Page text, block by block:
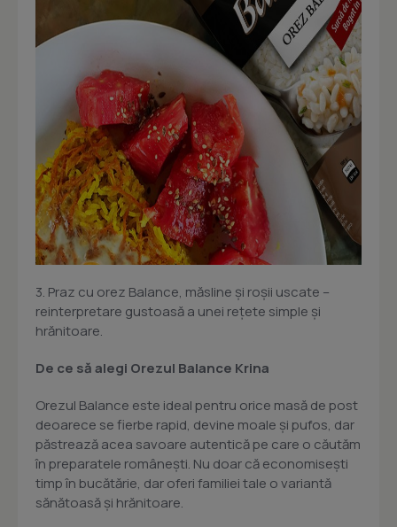
3. Praz cu orez Balance, măsline și roșii uscate –
reinterpretare gustoasă a unei rețete simple și
hrănitoare.
De ce să alegi Orezul Balance Krina
Orezul Balance este ideal pentru orice masă de post
deoarece se fierbe rapid, devine moale și pufos, dar
păstrează acea savoare autentică pe care o căutăm
în preparatele românești. Nu doar că economisești
timp în bucătărie, dar oferi familiei tale o variantă
sănătoasă și hrănitoare.